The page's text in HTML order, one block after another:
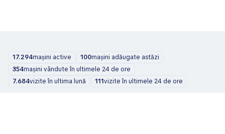
17.294mașini active 100mașini adăugate astăzi
354mașini vândute în ultimele 24 de ore
7.684vizite în ultima lună 111vizite în ultimele 24 de ore